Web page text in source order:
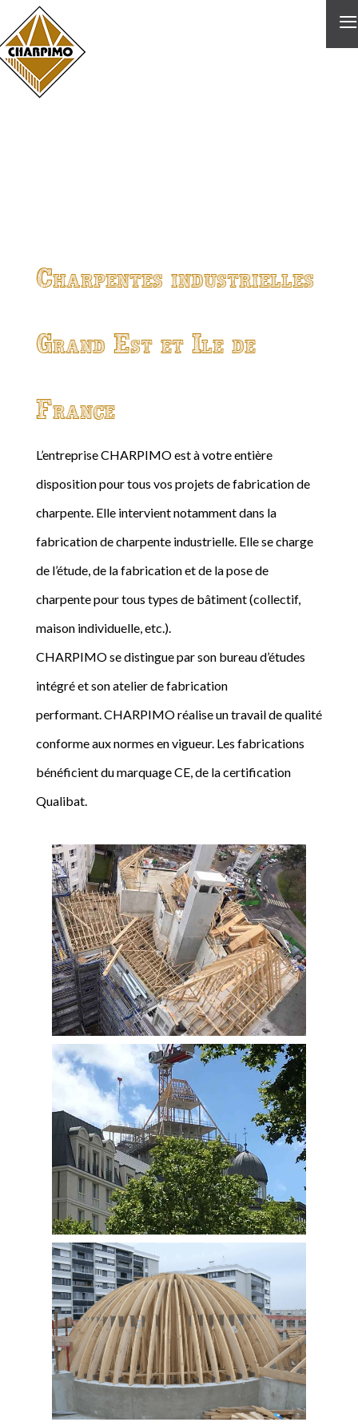
≡
Charpentes industrielles
Grand Est et Ile de
France
L’entreprise CHARPIMO est à votre entière
disposition pour tous vos projets de fabrication de
charpente. Elle intervient notamment dans la
fabrication de charpente industrielle. Elle se charge
de l’étude, de la fabrication et de la pose de
charpente pour tous types de bâtiment (collectif,
maison individuelle, etc.).
CHARPIMO se distingue par son bureau d’études
intégré et son atelier de fabrication
performant. CHARPIMO réalise un travail de qualité
conforme aux normes en vigueur. Les fabrications
bénéficient du marquage CE, de la certification
Qualibat.